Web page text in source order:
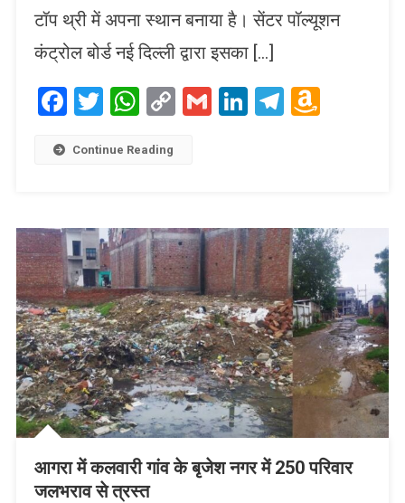
टॉप थ्री में अपना स्थान बनाया है। सेंटर पॉल्यूशन
कंट्रोल बोर्ड नई दिल्ली द्वारा इसका […]
Facebook
Twitter
WhatsApp
CopyGmailLinkedIn
Telegram
Continue Reading
आगरा में कलवारी गांव के बृजेश नगर में 250 परिवार
जलभराव से त्रस्त